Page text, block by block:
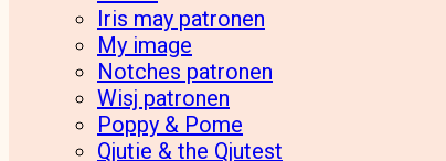
Iris may patronen
My image
Notches patronen
Wisj patronen
Poppy & Pome
Qjutie & the Qjutest